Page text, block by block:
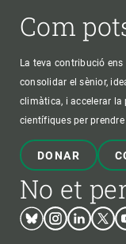
Com
La teva contribució
consolidar el sènior,
climàtica, i accelerar la
científiques per
DONAR
No et
BlueskyInstagram
LinkedinTwitter